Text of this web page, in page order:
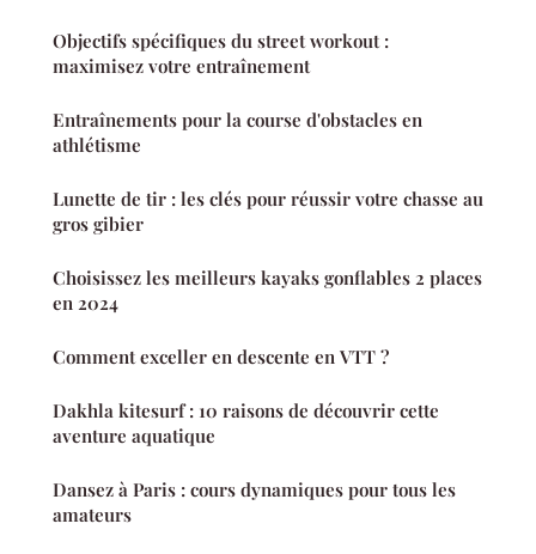
Objectifs spécifiques du street workout :
maximisez votre entraînement
Entraînements pour la course d'obstacles en
athlétisme
Lunette de tir : les clés pour réussir votre chasse au
gros gibier
Choisissez les meilleurs kayaks gonflables 2 places
en 2024
Comment exceller en descente en VTT ?
Dakhla kitesurf : 10 raisons de découvrir cette
aventure aquatique
Dansez à Paris : cours dynamiques pour tous les
amateurs